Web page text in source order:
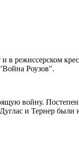
и в режиссерском
Роузов".
войну.
и Тернер